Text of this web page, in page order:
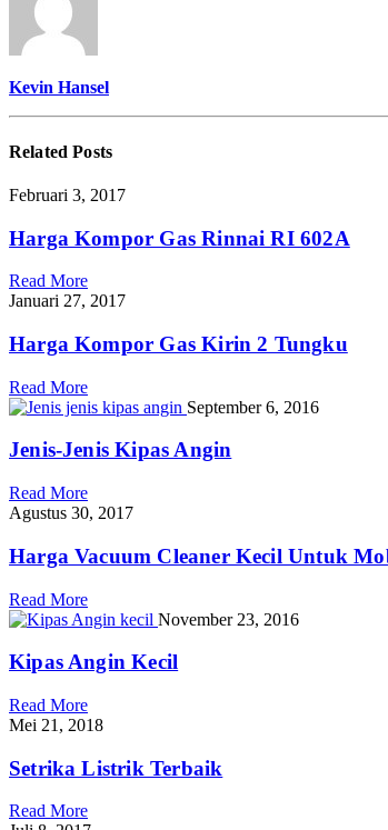
Kevin Hansel
RelatedPosts
Februari 3, 2017
Harga Kompor Gas Rinnai RI 602A
Read More
Januari 27, 2017
Harga Kompor Gas Kirin 2 Tungku
Read More
September 6, 2016
Jenis-Jenis Kipas Angin
Read More
Agustus 30, 2017
Harga Vacuum Cleaner Kecil Untuk
Read More
November 23, 2016
Kipas Angin Kecil
Read More
Mei 21, 2018
Setrika Listrik Terbaik
Read More